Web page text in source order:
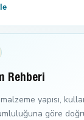
Rehberi
yapısı,
göre